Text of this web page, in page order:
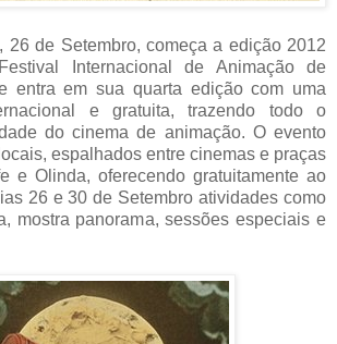
26 de Setembro, começa a edição 2012
Internacional de Animação de
entra em sua quarta edição com uma
e gratuita, trazendo todo o
do cinema de animação. O evento
espalhados entre cinemas e praças
e Olinda, oferecendo gratuitamente ao
26 e 30 de Setembro atividades como
mostra panorama, sessões especiais e